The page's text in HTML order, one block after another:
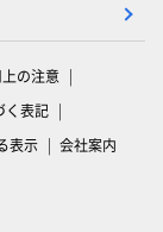
の注意
く表記
表示 会社案内